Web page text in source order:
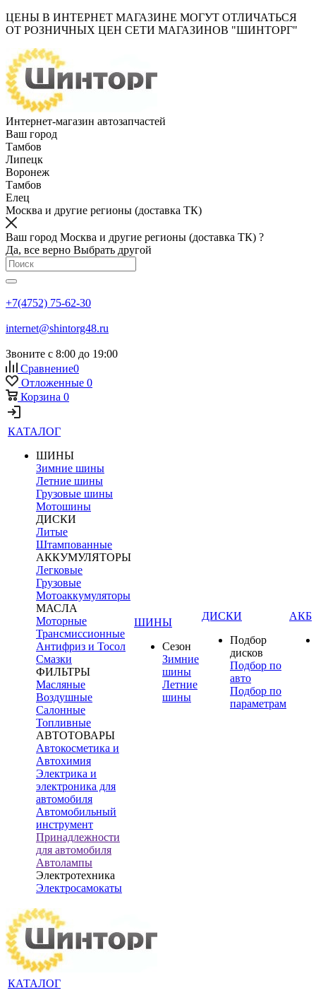
ЦЕНЫ В ИНТЕРНЕТ МАГАЗИНЕ МОГУТ ОТЛИЧАТЬСЯ
ОТ РОЗНИЧНЫХ ЦЕН СЕТИ МАГАЗИНОВ "ШИНТОРГ"
Интернет-магазин автозапчастей
Ваш город
Тамбов
Липецк
Воронеж
Тамбов
Елец
Москва и другие регионы (доставка ТК)
Ваш город Москва и другие регионы (доставка ТК) ?
Да, все верно Выбрать другой
+7(4752) 75-62-30
internet@shintorg48.ru
Звоните с 8:00 до 19:00
Сравнение0
Отложенные 0
Корзина 0
КАТАЛОГ
ШИНЫ
Зимние шины
Летние шины
Грузовые шины
Мотошины
ДИСКИ
Литые
Штампованные
АККУМУЛЯТОРЫ
Легковые
Грузовые
Мотоаккумуляторы
МАСЛА
Моторные
Трансмиссионные
Антифриз и Тосол
Смазки
ФИЛЬТРЫ
Масляные
Воздушные
Салонные
Топливные
АВТОТОВАРЫ
Автокосметика и
Автохимия
Электрика и
электроника для
автомобиля
Автомобильный
инструмент
Принадлежности
для автомобиля
Автолампы
Электротехника
Электросамокаты
ШИНЫ
Сезон
Зимние
шины
Летние
шины
ДИСКИ
Подбор
дисков
Подбор по
авто
Подбор по
параметрам
АКБ
КАТАЛОГ